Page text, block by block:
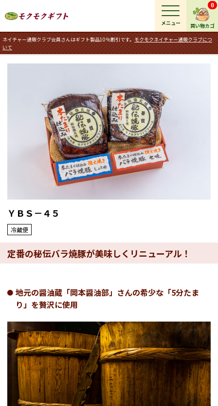
買い物カゴ
0
ネイチャー通販クラブ会員さんはギフト製品10％割引です。 モクモクネイチャー通販クラブにつ
いて
メニュー
ＹＢＳ－４５
冷蔵便
定番の秘伝バラ焼豚が美味しくリニューアル！
地元の醤油蔵「岡本醤油部」さんの希少な「5分たま
り」を贅沢に使用